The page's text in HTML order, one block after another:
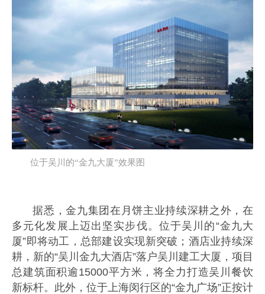
位于吴川的“金九大厦”效果图
据悉，金九集团在月饼主业持续深耕之外，在
多元化发展上迈出坚实步伐。位于吴川的“金九大
厦”即将动工，总部建设实现新突破；酒店业持续深
耕，新的“吴川金九大酒店”落户吴川建工大厦，项目
总建筑面积逾15000平方米，将全力打造吴川餐饮
新标杆。此外，位于上海闵行区的“金九广场”正按计